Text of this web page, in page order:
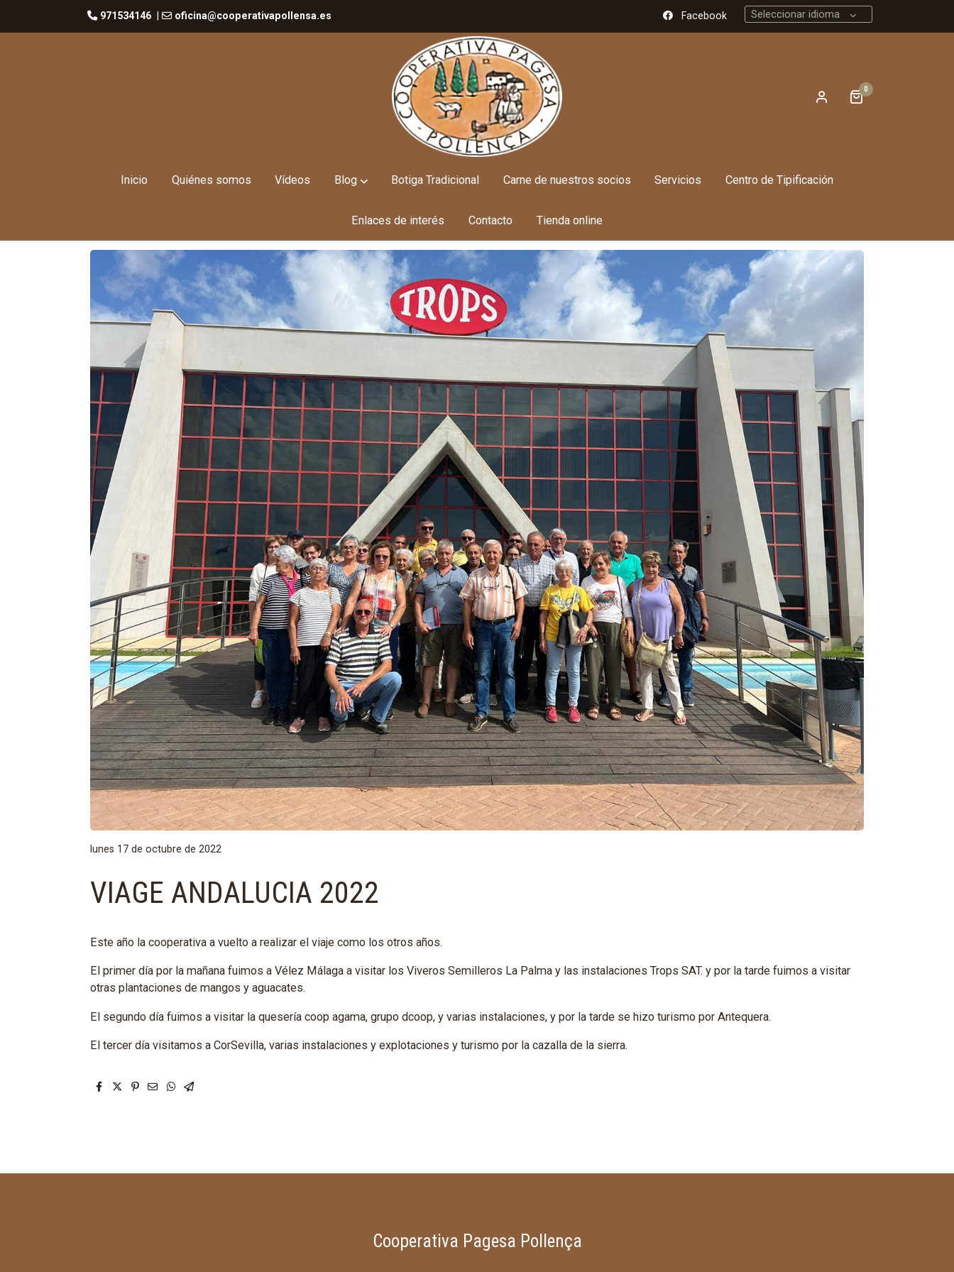
971534146 | oficina@cooperativapollensa.es Facebook Seleccionar idioma
0
Inicio Quiénes somos Vídeos Blog Botiga Tradicional Carne de nuestros socios Servicios Centro de Tipificación
Enlaces de interés Contacto Tienda online
lunes 17 de octubre de 2022
VIAGE ANDALUCIA 2022
Este año la cooperativa a vuelto a realizar el viaje como los otros años.
El primer día por la mañana fuimos a Vélez Málaga a visitar los Viveros Semilleros La Palma y las instalaciones Trops SAT. y por la tarde fuimos a visitar
otras plantaciones de mangos y aguacates.
El segundo día fuimos a visitar la quesería coop agama, grupo dcoop, y varias instalaciones, y por la tarde se hizo turismo por Antequera.
El tercer día visitamos a CorSevilla, varias instalaciones y explotaciones y turismo por la cazalla de la sierra.
Cooperativa Pagesa Pollença